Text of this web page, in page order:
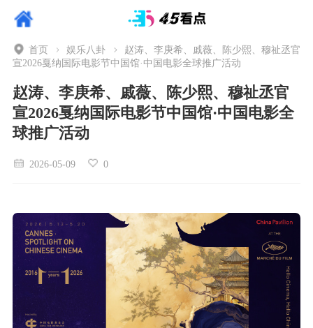
首页 娱乐八卦
赵涛、李庚希、戚薇、陈少熙、穆祉丞官
宣2026戛纳国际电影节中国馆·中国电影全球推广活动
赵涛、李庚希、戚薇、陈少熙、穆祉丞官
宣2026戛纳国际电影节中国馆·中国电影全
球推广活动
2026-05-09 0